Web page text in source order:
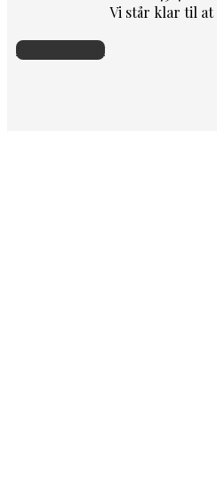
Vi står klar til
Skriv til os her